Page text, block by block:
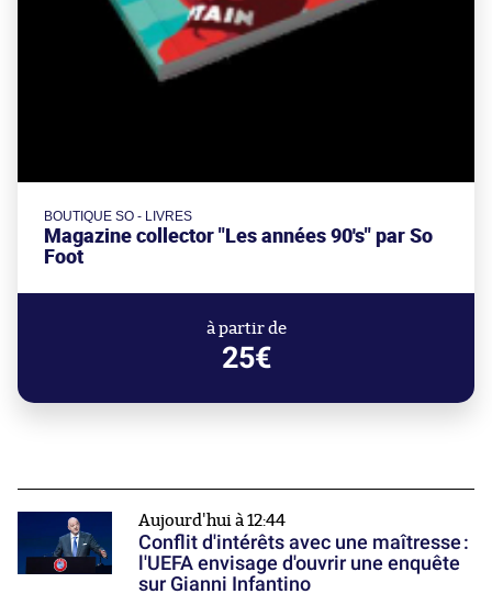
BOUTIQUE SO - LIVRES
Magazine collector "Les années 90's" par So
Foot
à partir de
25€
Aujourd'hui à 12:44
Conflit d'intérêts avec une maîtresse :
l'UEFA envisage d'ouvrir une enquête
sur Gianni Infantino